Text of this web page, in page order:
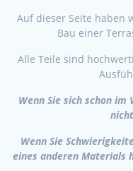
Auf dieser Seite haben
Bau einer
Alle Teile sind
Wenn Sie sich schon
Wenn Sie
eines anderen Materials